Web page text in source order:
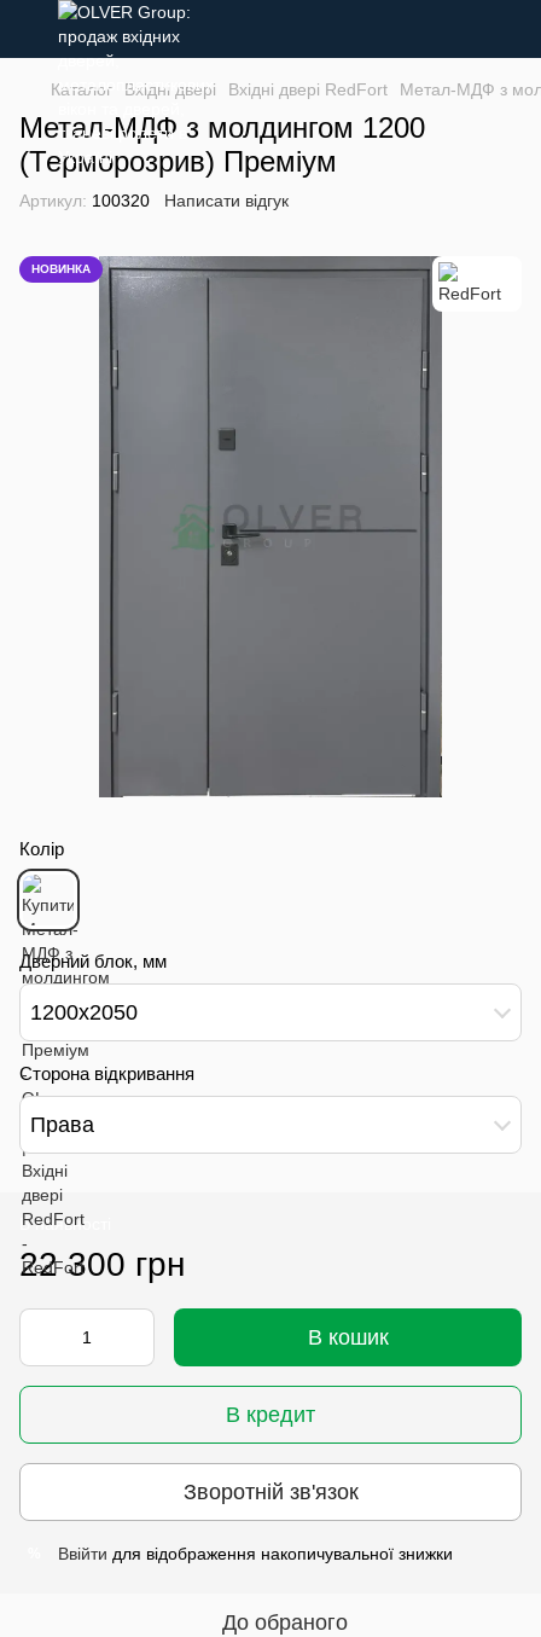
Каталог Вхідні двері Вхідні двері RedFort Метал-МДФ з
Метал-МДФ з молдингом 1200
(Терморозрив) Преміум
Артикул: 100320 Написати відгук
НОВИНКА
Колір
Дверний блок, мм
1200х2050
Сторона відкривання
Права
В наявності
22 300 грн
В кошик
В кредит
Зворотній зв'язок
Ввійти для відображення накопичувальної знижки
До обраного